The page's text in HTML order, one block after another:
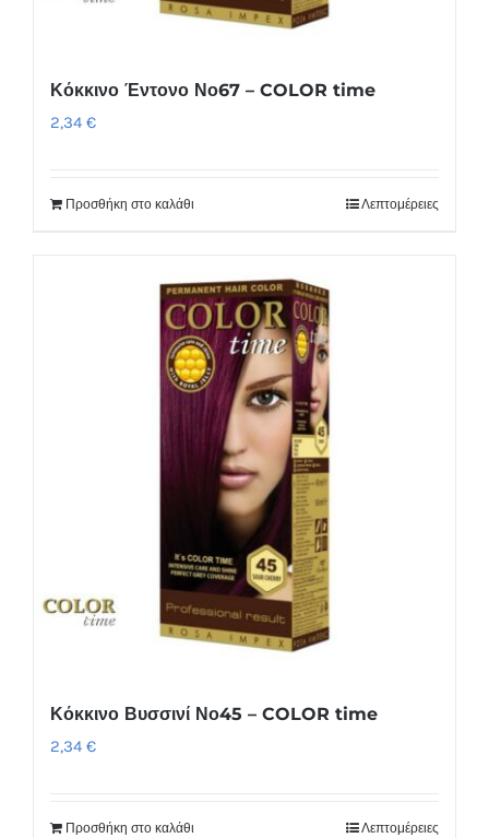
Κόκκινο Έντονο Νο67 – COLOR time
2,34 €
Προσθήκη στο καλάθι Λεπτομέρειες
Κόκκινο Βυσσινί Νο45 – COLOR time
2,34 €
Προσθήκη στο καλάθι Λεπτομέρειες